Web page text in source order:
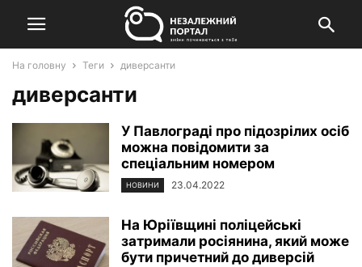
На головну Теги диверсанти
диверсанти
У Павлограді про підозрілих осіб
можна повідомити за
спеціальним номером
НОВИНИ 23.04.2022
На Юріївщині поліцейські
затримали росіянина, який може
бути причетний до диверсій